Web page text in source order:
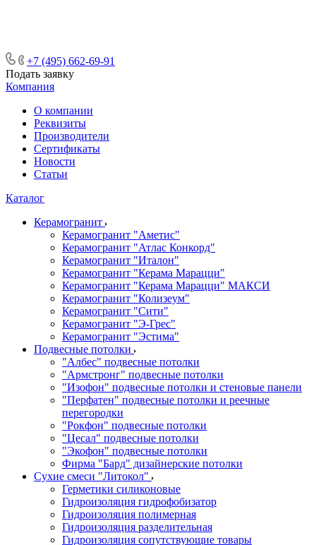
+7 (495) 662-69-91
Подать заявку
Компания
О компании
Реквизиты
Производители
Сертификаты
Новости
Статьи
Каталог
Керамогранит
Керамогранит "Аметис"
Керамогранит "Атлас Конкорд"
Керамогранит "Италон"
Керамогранит "Керама Марацци"
Керамогранит "Керама Марацци" МАКСИ
Керамогранит "Колизеум"
Керамогранит "Сити"
Керамогранит "Э-Грес"
Керамогранит "Эстима"
Подвесные потолки
"Албес" подвесные потолки
"Армстронг" подвесные потолки
"Изофон" подвесные потолки и стеновые панели
"Перфатен" подвесные потолки и реечные
перегородки
"Рокфон" подвесные потолки
"Цесал" подвесные потолки
"Экофон" подвесные потолки
Фирма "Бард" дизайнерские потолки
Сухие смеси "Литокол"
Герметики силиконовые
Гидроизоляция гидрофобизатор
Гидроизоляция полимерная
Гидроизоляция разделительная
Гидроизоляция сопутствующие товары